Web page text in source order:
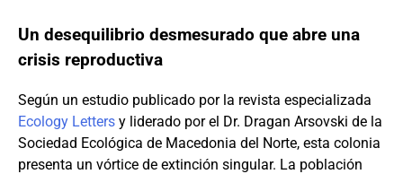
Un desequilibrio desmesurado que abre una
crisis reproductiva
Según un estudio publicado por la revista especializada
Ecology Letters y liderado por el Dr. Dragan Arsovski de la
Sociedad Ecológica de Macedonia del Norte, esta colonia
presenta un vórtice de extinción singular. La población